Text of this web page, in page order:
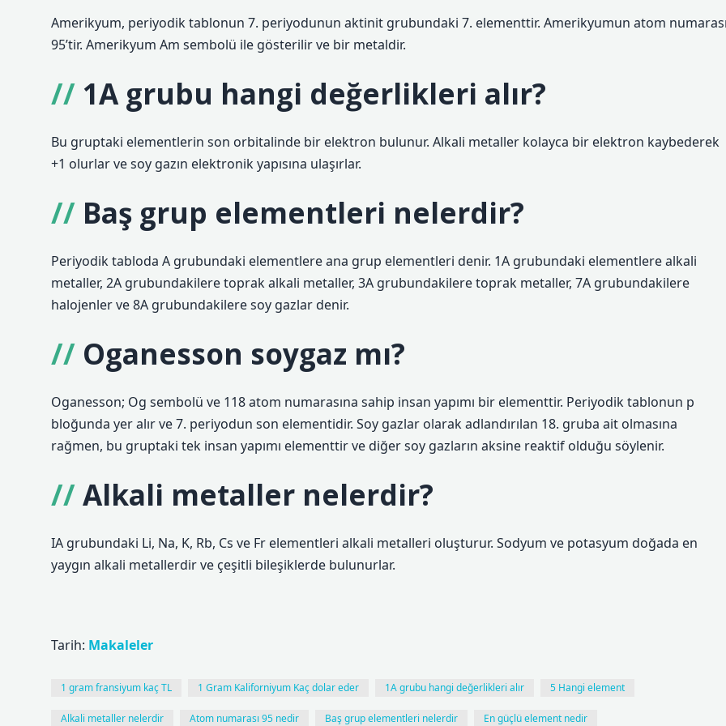
Amerikyum, periyodik tablonun 7. periyodunun aktinit grubundaki 7. elementtir. Amerikyumun atom
95’tir. Amerikyum Am sembolü ile gösterilir ve bir metaldir.
1A grubu hangi değerlikleri alır?
Bu gruptaki elementlerin son orbitalinde bir elektron bulunur. Alkali metaller kolayca bir elektron kaybederek
+1 olurlar ve soy gazın elektronik yapısına ulaşırlar.
Baş grup elementleri nelerdir?
Periyodik tabloda A grubundaki elementlere ana grup elementleri denir. 1A grubundaki elementlere alkali
metaller, 2A grubundakilere toprak alkali metaller, 3A grubundakilere toprak metaller, 7A grubundakilere
halojenler ve 8A grubundakilere soy gazlar denir.
Oganesson soygaz mı?
Oganesson; Og sembolü ve 118 atom numarasına sahip insan yapımı bir elementtir. Periyodik tablonun p
bloğunda yer alır ve 7. periyodun son elementidir. Soy gazlar olarak adlandırılan 18. gruba ait olmasına
rağmen, bu gruptaki tek insan yapımı elementtir ve diğer soy gazların aksine reaktif olduğu söylenir.
Alkali metaller nelerdir?
IA grubundaki Li, Na, K, Rb, Cs ve Fr elementleri alkali metalleri oluşturur. Sodyum ve potasyum doğada en
yaygın alkali metallerdir ve çeşitli bileşiklerde bulunurlar.
Tarih: Makaleler
1 gram fransiyum kaç TL 1 Gram Kaliforniyum Kaç dolar eder 1A grubu hangi değerlikleri alır 5 Hangi element
Alkali metaller nelerdir Atom numarası 95 nedir Baş grup elementleri nelerdir En güçlü element nedir